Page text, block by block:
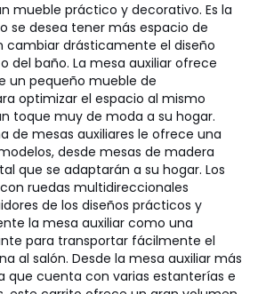
mueble práctico y decorativo. Es la
se desea tener más espacio de
cambiar drásticamente el diseño
del baño. La mesa auxiliar ofrece
un pequeño mueble de
optimizar el espacio al mismo
toque muy de moda a su hogar.
de mesas auxiliares le ofrece una
desde mesas de madera
que se adaptarán a su hogar. Los
ruedas multidireccionales
de los diseños prácticos y
la mesa auxiliar como una
para transportar fácilmente el
al salón. Desde la mesa auxiliar más
que cuenta con varias estanterías e